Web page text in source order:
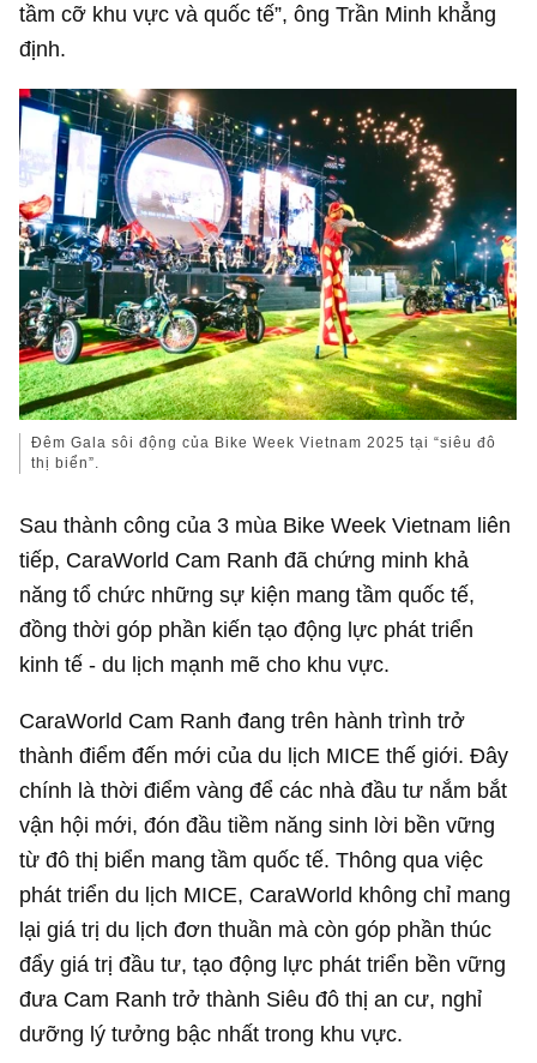
tầm cỡ khu vực và quốc tế”, ông Trần Minh khẳng
định.
Đêm Gala sôi động của Bike Week Vietnam 2025 tại “siêu đô
thị biển”.
Sau thành công của 3 mùa Bike Week Vietnam liên
tiếp, CaraWorld Cam Ranh đã chứng minh khả
năng tổ chức những sự kiện mang tầm quốc tế,
đồng thời góp phần kiến tạo động lực phát triển
kinh tế - du lịch mạnh mẽ cho khu vực.
CaraWorld Cam Ranh đang trên hành trình trở
thành điểm đến mới của du lịch MICE thế giới. Đây
chính là thời điểm vàng để các nhà đầu tư nắm bắt
vận hội mới, đón đầu tiềm năng sinh lời bền vững
từ đô thị biển mang tầm quốc tế. Thông qua việc
phát triển du lịch MICE, CaraWorld không chỉ mang
lại giá trị du lịch đơn thuần mà còn góp phần thúc
đẩy giá trị đầu tư, tạo động lực phát triển bền vững
đưa Cam Ranh trở thành Siêu đô thị an cư, nghỉ
dưỡng lý tưởng bậc nhất trong khu vực.